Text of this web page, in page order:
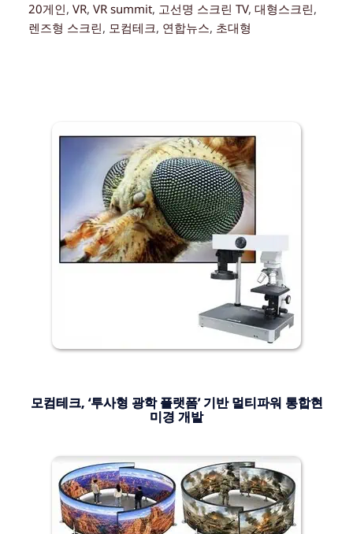
20게인, VR, VR summit, 고선명 스크린 TV, 대형스크린
렌즈형 스크린, 모컴테크, 연합뉴스, 초대형
모컴테크, ‘투사형 광학 플랫폼’ 기반 멀티파워 통합현
미경 개발